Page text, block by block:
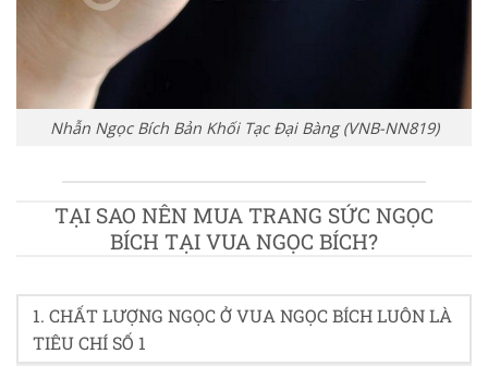
Nhẫn Ngọc Bích Bản Khối Tạc Đại Bàng (VNB-NN819)
TẠI SAO NÊN MUA TRANG SỨC NGỌC
BÍCH TẠI VUA NGỌC BÍCH?
1. CHẤT LƯỢNG NGỌC Ở VUA NGỌC BÍCH LUÔN LÀ
TIÊU CHÍ SỐ 1